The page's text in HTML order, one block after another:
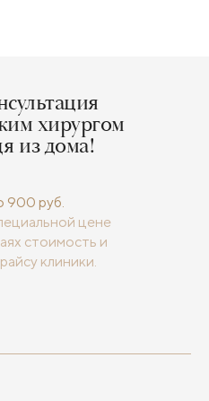
хирургом
из дома!
900 руб.
цене
стоимость и
клиники.